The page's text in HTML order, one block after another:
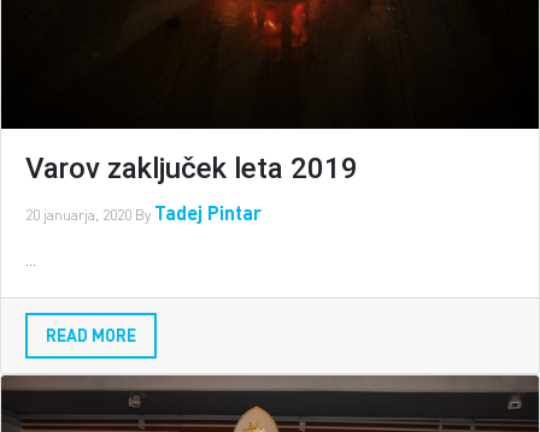
Varov zaključek leta 2019
20 januarja, 2020 By Tadej Pintar
...
READ MORE